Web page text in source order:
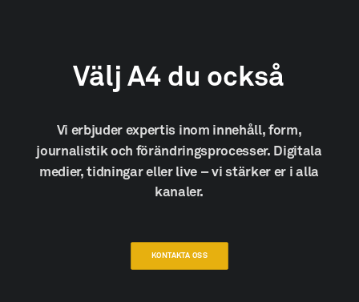
Välj A4 du också
Vi erbjuder expertis inom innehåll, form,
journalistik och förändringsprocesser. Digitala
medier, tidningar eller live – vi stärker er i alla
kanaler.
KONTAKTA OSS